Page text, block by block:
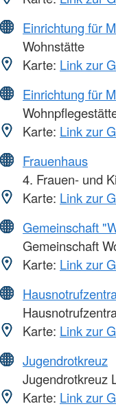
Einrichtung für
Wohnstätte
Karte: Link zur
Einrichtung für
Karte: Link zur
Frauenhaus
4. Frauen- und
Karte: Link zur
Gemeinschaft
Gemeinschaft
Karte: Link zur
Karte: Link zur
Jugendrotkreuz
Jugendrotkreuz
Karte: Link zur